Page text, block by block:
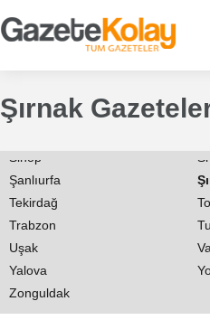
Şırnak
Mardin
Muğla
Rize
Sinop
Şanlıurfa
Tekirdağ
Trabzon
Uşak
Yalova
Zonguldak